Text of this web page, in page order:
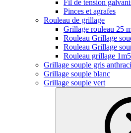
Fil de tension
Pinces et agrafes
Rouleau de grillage
Grillage rouleau 25
Rouleau Grillage
Rouleau Grillage
Rouleau grillage
Grillage souple gris
Grillage souple blanc
Grillage souple vert